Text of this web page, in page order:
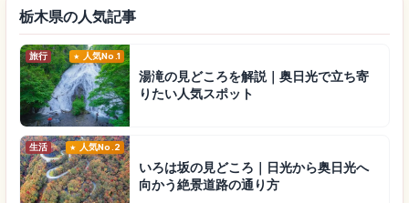
栃木県の人気記事
旅行 人気No.1
湯滝の見どころを解説｜奥日光で立ち寄
りたい人気スポット
生活 人気No.2
いろは坂の見どころ｜日光から奥日光へ
向かう絶景道路の通り方